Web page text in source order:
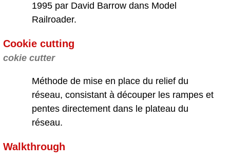
1995 par David Barrow dans Model
Railroader.
Cookie cutting
cokie cutter
Méthode de mise en place du relief du
réseau, consistant à découper les rampes et
pentes directement dans le plateau du
réseau.
Walkthrough